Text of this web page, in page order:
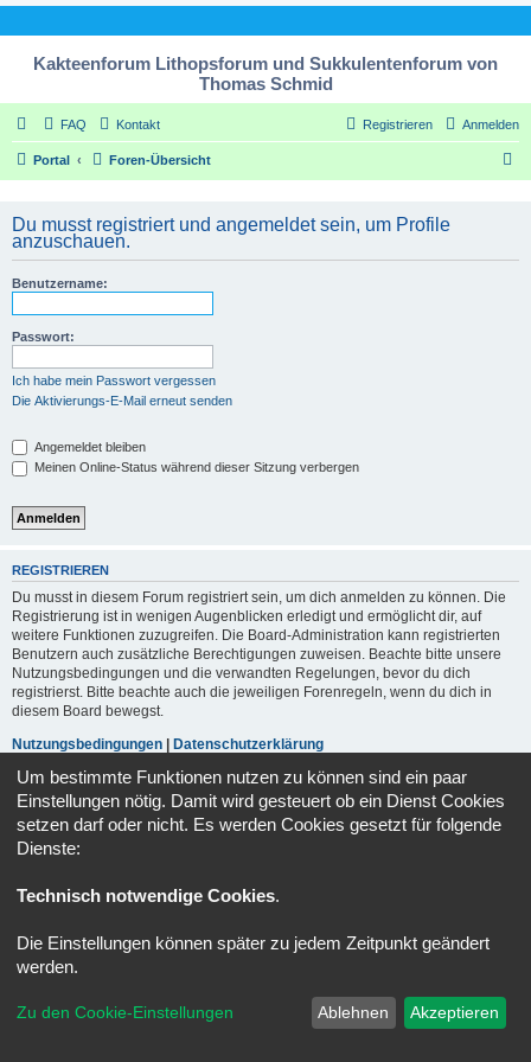
Kakteenforum Lithopsforum und Sukkulentenforum von
Thomas Schmid
FAQ Kontakt Anmelden
Registrieren
Portal Foren-Übersicht
Du musst registriert und angemeldet sein, um Profile
anzuschauen.
Benutzername:
Passwort:
Ich habe mein Passwort vergessen
Die Aktivierungs-E-Mail erneut senden
Angemeldet bleiben
Meinen Online-Status während dieser Sitzung verbergen
REGISTRIEREN
Du musst in diesem Forum registriert sein, um dich anmelden zu können. Die
Registrierung ist in wenigen Augenblicken erledigt und ermöglicht dir, auf
weitere Funktionen zuzugreifen. Die Board-Administration kann registrierten
Benutzern auch zusätzliche Berechtigungen zuweisen. Beachte bitte unsere
Nutzungsbedingungen und die verwandten Regelungen, bevor du dich
registrierst. Bitte beachte auch die jeweiligen Forenregeln, wenn du dich in
diesem Board bewegst.
Nutzungsbedingungen
Datenschutzerklärung
Registrieren
Powered byphpBB ® Forum Software © phpBB Limited
Datenschutz|Nutzungsbedingungen
Um bestimmte Funktionen nutzen zu können sind ein paar
Einstellungen nötig. Damit wird gesteuert ob ein Dienst Cookies
setzen darf oder nicht. Es werden Cookies gesetzt für folgende
Dienste:
Technisch notwendige Cookies.
Die Einstellungen können später zu jedem Zeitpunkt geändert
werden.
Zu den Cookie-Einstellungen Ablehnen Akzeptieren